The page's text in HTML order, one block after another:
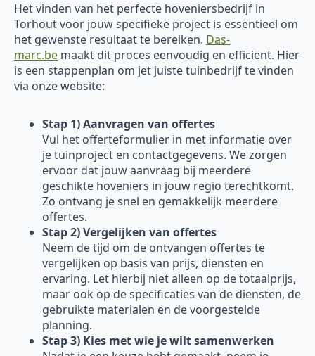
Het vinden van het perfecte hoveniersbedrijf in
Torhout voor jouw specifieke project is essentieel om
het gewenste resultaat te bereiken. Das-
marc.be maakt dit proces eenvoudig en efficiënt. Hier
is een stappenplan om jet juiste tuinbedrijf te vinden
via onze website:
Stap 1) Aanvragen van offertes
Vul het offerteformulier in met informatie over
je tuinproject en contactgegevens. We zorgen
ervoor dat jouw aanvraag bij meerdere
geschikte hoveniers in jouw regio terechtkomt.
Zo ontvang je snel en gemakkelijk meerdere
offertes.
Stap 2) Vergelijken van offertes
Neem de tijd om de ontvangen offertes te
vergelijken op basis van prijs, diensten en
ervaring. Let hierbij niet alleen op de totaalprijs,
maar ook op de specificaties van de diensten, de
gebruikte materialen en de voorgestelde
planning.
Stap 3) Kies met wie je wilt samenwerken